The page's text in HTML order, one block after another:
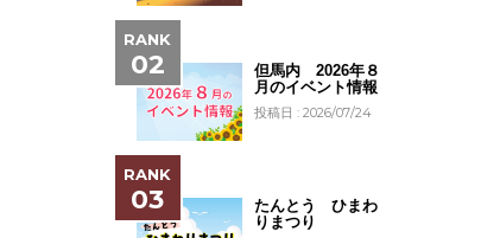
但馬内 2026年８
月のイベント情報
投稿日 : 2026/07/24
たんとう ひまわ
りまつり